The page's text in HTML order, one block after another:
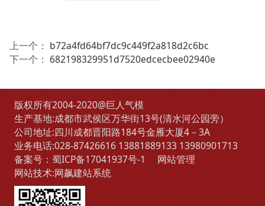
上一个： b72a4fd64bf7dc9c449f2a818d2c6bc
下一个： 682198329951d7520edcecbee02940e
版权所有2004-2020@巨人气模
生产基地:成都市武侯区万华街13号(清水河公园旁）
公司地址:四川成都晋阳路184号金雁大厦4－3A
业务电话:028-874266161388188913313980901713
备案号：蜀ICP备17041937号-1
网站管理
网站技术:网飙建站系统